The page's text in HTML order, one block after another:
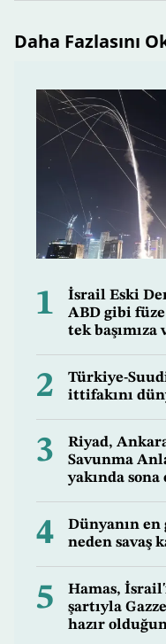
Daha Fazlasını
1
İsrail Eski
ABD gibi füze
tek
2
Türkiye-
ittifakını
3
Riyad,
Savunma
yakında sona
4
Dünyanın
neden savaş
5
Hamas,
şartıyla
hazır